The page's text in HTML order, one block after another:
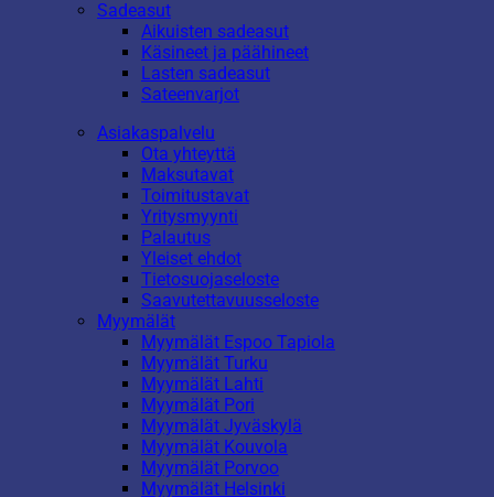
Sadeasut
Aikuisten sadeasut
Käsineet ja päähineet
Lasten sadeasut
Sateenvarjot
Asiakaspalvelu
Ota yhteyttä
Maksutavat
Toimitustavat
Yritysmyynti
Palautus
Yleiset ehdot
Tietosuojaseloste
Saavutettavuusseloste
Myymälät
Myymälät Espoo Tapiola
Myymälät Turku
Myymälät Lahti
Myymälät Pori
Myymälät Jyväskylä
Myymälät Kouvola
Myymälät Porvoo
Myymälät Helsinki